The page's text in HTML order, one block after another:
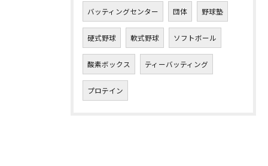
バッティングセンター 団体 野球塾
硬式野球 軟式野球 ソフトボール
酸素ボックス ティーバッティング
プロテイン